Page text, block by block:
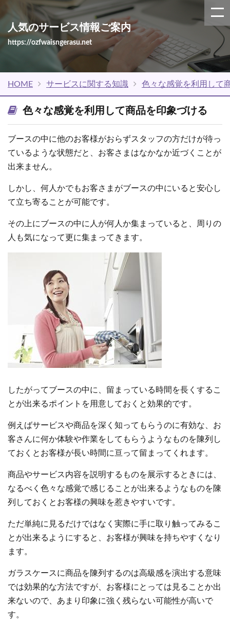
人気のサービス情報ご案内
https://ozfwaisngerasu.net
HOME サービスに関する知識 色々な感覚を利用して
色々な感覚を利用して商品を印象づける
ブースの中に他のお客様がおらずスタッフの方だけが待っ
ているような状態だと、お客さまはなかなか近づくことが
出来ません。
しかし、何人かでもお客さまがブースの中にいると安心し
て立ち寄ることが可能です。
その上にブースの中に人が何人か集まっていると、周りの
人も気になって更に集まってきます。
したがってブースの中に、留まっている時間を長くするこ
とが出来るポイントを用意しておくと効果的です。
例えばサービスや商品を深く知ってもらうのに有効な、お
客さんに何か体験や作業をしてもらうようなものを陳列し
ておくとお客様が長い時間に亘って留まってくれます。
商品やサービス内容を説明するものを展示するときには、
なるべく色々な感覚で感じることが出来るようなものを陳
列しておくとお客様の興味を惹きやすいです。
ただ単純に見るだけではなく実際に手に取り触ってみるこ
とが出来るようにすると、お客様が興味を持ちやすくなり
ます。
ガラスケースに商品を陳列するのは高級感を演出する意味
では効果的な方法ですが、お客様にとっては見ることか出
来ないので、あまり印象に強く残らない可能性が高いで
す。